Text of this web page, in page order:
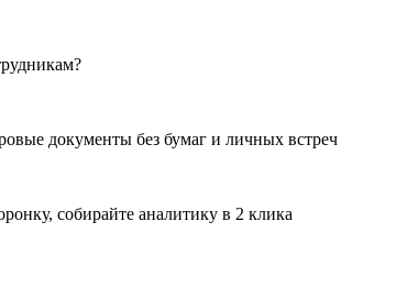
документы без бумаг и личных встреч
собирайте аналитику в 2 клика